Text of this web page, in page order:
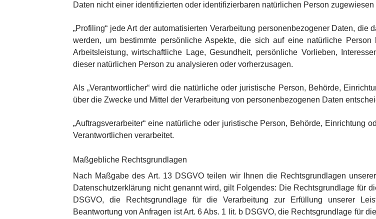
Daten nicht einer identifizierten oder identifizierbaren natürlichen Person zugewiesen
„Profiling“ jede Art der automatisierten Verarbeitung personenbezogener Daten,
werden, um bestimmte persönliche Aspekte, die sich auf eine natürliche
Arbeitsleistung, wirtschaftliche Lage, Gesundheit, persönliche Vorlieben,
dieser natürlichen Person zu analysieren oder vorherzusagen.
Als „Verantwortlicher“ wird die natürliche oder juristische Person, Behörde,
über die Zwecke und Mittel der Verarbeitung von personenbezogenen Daten
„Auftragsverarbeiter“ eine natürliche oder juristische Person, Behörde, Einrichtung
Verantwortlichen verarbeitet.
Maßgebliche Rechtsgrundlagen
Nach Maßgabe des Art. 13 DSGVO teilen wir Ihnen die Rechtsgrundlagen
Datenschutzerklärung nicht genannt wird, gilt Folgendes: Die Rechtsgrundlage für
DSGVO, die Rechtsgrundlage für die Verarbeitung zur Erfüllung unserer
Beantwortung von Anfragen ist Art. 6 Abs. 1 lit. b DSGVO, die Rechtsgrundlage für